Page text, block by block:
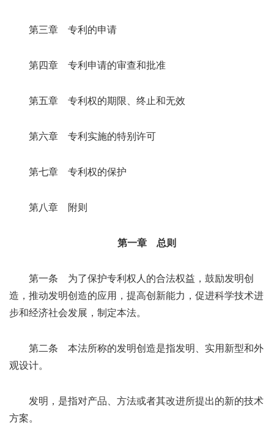
第三章 专利的申请
第四章 专利申请的审查和批准
第五章 专利权的期限、终止和无效
第六章 专利实施的特别许可
第七章 专利权的保护
第八章 附则
第一章 总则
第一条 为了保护专利权人的合法权益，鼓励发明创
造，推动发明创造的应用，提高创新能力，促进科学技术进
步和经济社会发展，制定本法。
第二条 本法所称的发明创造是指发明、实用新型和外
观设计。
发明，是指对产品、方法或者其改进所提出的新的技术
方案。